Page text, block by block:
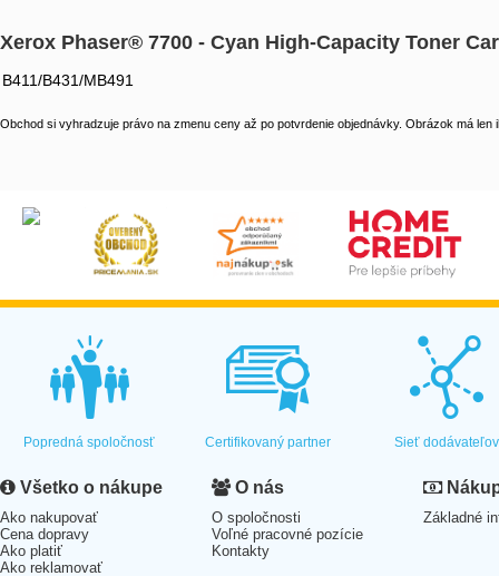
Xerox Phaser® 7700 - Cyan High-Capacity Toner
B411/B431/MB491
Obchod si vyhradzuje právo na zmenu ceny až po potvrdenie objednávky. Obrázok má len
Popredná spoločnosť Certifikovaný partner Sieť dodávateľov
Všetko o nákupe
Ako nakupovať
Cena dopravy
Ako platiť
Ako reklamovať
O nás
O spoločnosti
Voľné pracovné pozície
Kontakty
Základné